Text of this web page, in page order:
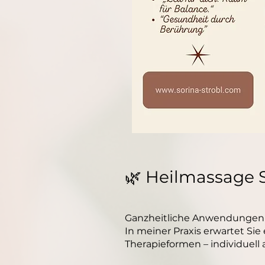
🌿 Heilmassage
Ganzheitliche
In meiner Praxis erwartet
Therapieformen –